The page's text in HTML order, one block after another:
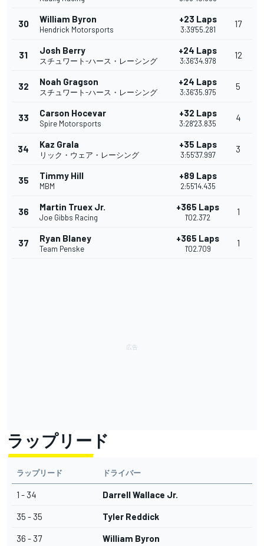
30 William Byron
Hendrick Motorsports
+23 Laps
3:39'55.281
17
31 Josh Berry
スチュワート-ハース・レーシング
+24 Laps
3:36'34.978
12
32 Noah Gragson
スチュワート-ハース・レーシング
+24 Laps
3:36'35.975
5
33 Carson Hocevar
Spire Motorsports
+32 Laps
3:28'23.835
4
34 Kaz Grala
リック・ウェア・レーシング
+35 Laps
3:55'37.997
3
35 Timmy Hill
MBM
+89 Laps
2:55'14.435
36 Martin Truex Jr.
Joe Gibbs Racing
+365 Laps
1'02.372
1
37 Ryan Blaney
Team Penske
+365 Laps
1'02.709
1
ラップリード
ラップリード ドライバー
1 - 34 Darrell Wallace Jr.
35 - 35 Tyler Reddick
36 - 37 William Byron